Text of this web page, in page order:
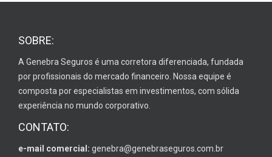
SOBRE:
A Genebra Seguros é uma corretora diferenciada, fundada
por profissionais do mercado financeiro. Nossa equipe é
composta por especialistas em investimentos, com sólida
experiência no mundo corporativo.
CONTATO:
e-mail comercial: genebra@genebraseguros.com.br